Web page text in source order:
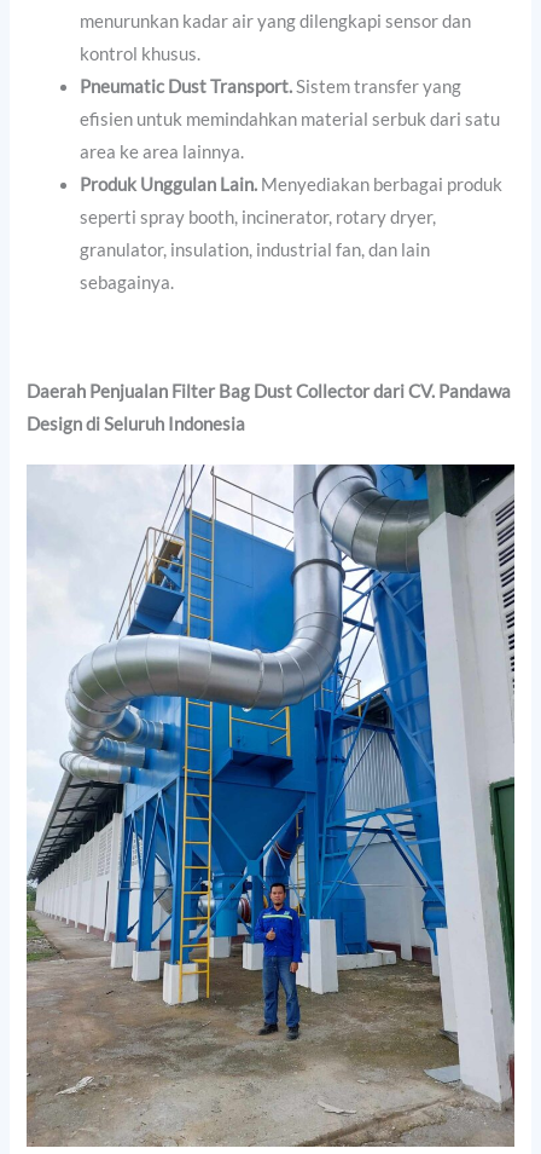
menurunkan kadar air yang dilengkapi sensor dan
kontrol khusus.
Pneumatic Dust Transport.Sistem transfer yang
efisien untuk memindahkan material serbuk dari satu
area ke area lainnya.
Produk Unggulan Lain. Menyediakan berbagai produk
seperti spray booth, incinerator, rotary dryer,
granulator, insulation, industrial fan, dan lain
sebagainya.
Daerah Penjualan Filter Bag Dust Collector dari CV. Pandawa
Design di Seluruh Indonesia